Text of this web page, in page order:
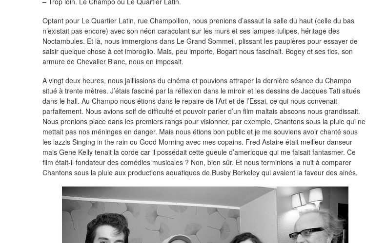
Optant pour Le Quartier Latin, rue Champollion, nous prenions d’assaut la salle du haut (celle du bas
n’existait pas encore) avec son néon caracolant sur les murs et ses lampes-tulipes, héritage des
Noctambules. Et là, nous immergions dans Le Grand Sommeil, plissant les paupières pour essayer de
saisir quelque chose à cet imbroglio. Mais, peu importe, Bogart nous fascinait. Bogey et ses tics, son
armure de Chevalier Blanc, nous en imposait.
A vingt deux heures, nous jaillissions du cinéma et pouvions attraper la dernière séance du Champo
situé à trente mètres. J’étais fasciné par la réflexion dans le miroir et les dessins de Jacques Tati situés
dans le hall. Au Champo nous étions dans le repaire de l’Art et de l’Essai, ce qui nous convenait
parfaitement. Nous avions soif de difficulté et pouvoir parler d’un film maltais abscons nous grandissait.
Nous prenions place dans les premiers rangs pour visionner, par exemple, Chantons sous la pluie qui ne
mettait pas nos méninges en danger. Mais nous étions bon public et je me souviens avoir chanté sous
les lazzis Singing in the rain ou Good Morning avec mes copains. Fred Astaire était meilleur danseur
mais Gene Kelly tenait la corde car il possédait cette gueule d’amerloque qui me faisait fantasmer. Ce
film était-il fondateur des comédies musicales ? Non, bien sûr. Et nous terminions la nuit à comparer
Chantons sous la pluie aux productions aquatiques de Busby Berkeley qui avaient la faveur des ainés.